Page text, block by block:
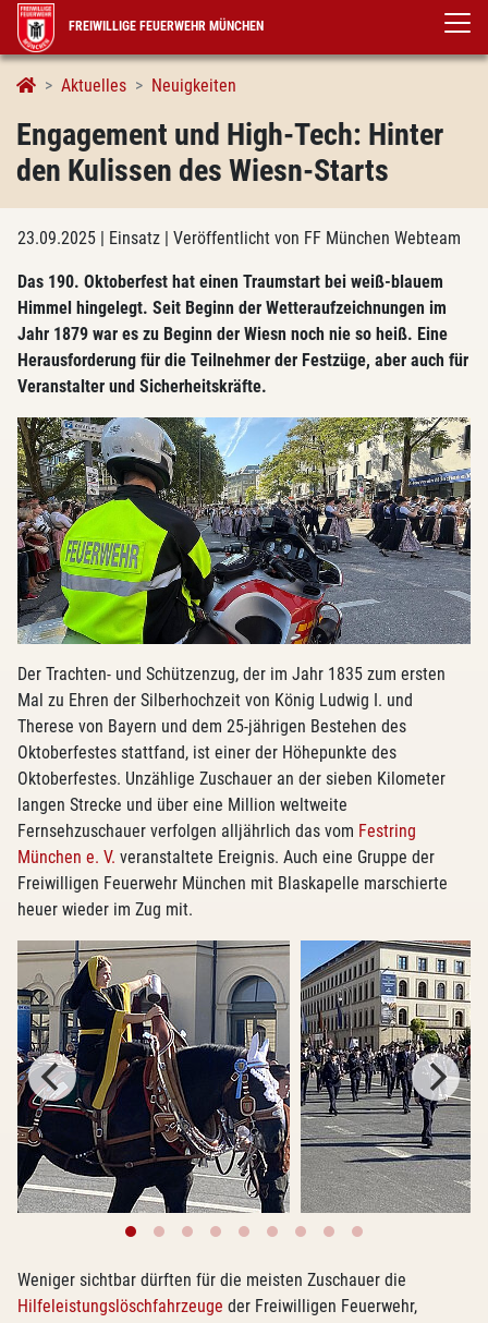
FREIWILLIGE FEUERWEHR MÜNCHEN
Aktuelles Neuigkeiten
Engagement und High-Tech: Hinter
den Kulissen des Wiesn-Starts
23.09.2025 | Einsatz | Veröffentlicht von FF München Webteam
Das 190. Oktoberfest hat einen Traumstart bei weiß-blauem
Himmel hingelegt. Seit Beginn der Wetteraufzeichnungen im
Jahr 1879 war es zu Beginn der Wiesn noch nie so heiß. Eine
Herausforderung für die Teilnehmer der Festzüge, aber auch für
Veranstalter und Sicherheitskräfte.
Der Trachten- und Schützenzug, der im Jahr 1835 zum ersten
Mal zu Ehren der Silberhochzeit von König Ludwig I. und
Therese von Bayern und dem 25-jährigen Bestehen des
Oktoberfestes stattfand, ist einer der Höhepunkte des
Oktoberfestes. Unzählige Zuschauer an der sieben Kilometer
langen Strecke und über eine Million weltweite
Fernsehzuschauer verfolgen alljährlich das vom Festring
München e. V. veranstaltete Ereignis. Auch eine Gruppe der
Freiwilligen Feuerwehr München mit Blaskapelle marschierte
heuer wieder im Zug mit.
Weniger sichtbar dürften für die meisten Zuschauer die
Hilfeleistungslöschfahrzeuge der Freiwilligen Feuerwehr,